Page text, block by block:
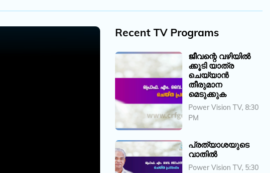
Recent TV Programs
ജീവന്റെ വഴിയിൽ
ക്കൂടി യാത്ര
ചെയ്യാൻ
തീരുമാന
മെടുക്കുക
Power Vision TV, 8:30
PM
പ്രത്യാശയുടെ
വാതിൽ
Power Vision TV, 5:30